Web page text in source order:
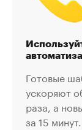
Готовые
ускоряют
раза, а
за 15 минут.